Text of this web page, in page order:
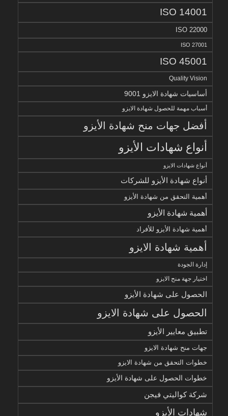
ISO 14001
ISO 22000
ISO 27001
ISO 45001
Quality Vision
أساسيات شهادة الايزو 9001
أسباب مهمة للحصول شهادة الايزو
أفضل جهات منح شهادة الأيزو
أنواع شهادات الأيزو
أنواع شهادات الايزو
أنواع شهادة الأيزو للشركات
أهمية التحقق من شهادة الأيزو
أهمية شهادة الأيزو
أهمية شهادة الأيزو للأفراد
أهمية شهادة الايزو
إدارة الجودة
اختيار جهة منح الايزو
الحصول على شهادة الأيزو
الحصول على شهادة الايزو
تطبيق معايير الأيزو
جهات منح شهادة الايزو
خطوات التحقق من شهادة الايزو
خطوات الحصول على شهادة الأيزو
شركة كواليتي فيجن
شهادات الأيزو